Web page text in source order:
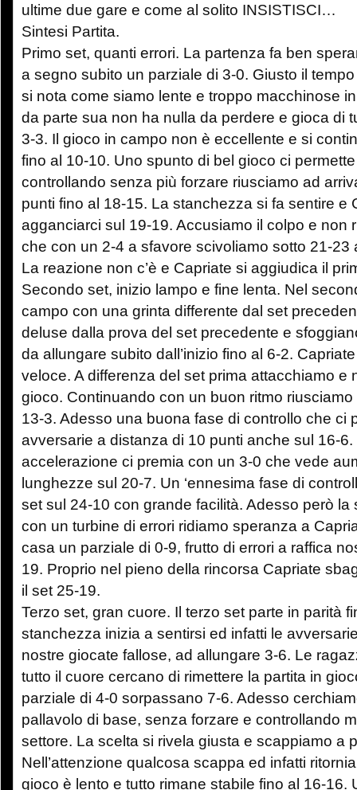
ultime due gare e come al solito INSISTISCI…
Sintesi Partita.
Primo set, quanti errori. La partenza fa ben
a segno subito un parziale di 3-0. Giusto il
si nota come siamo lente e troppo macchinose
da parte sua non ha nulla da perdere e gioca di
3-3. Il gioco in campo non è eccellente e si
fino al 10-10. Uno spunto di bel gioco ci
controllando senza più forzare riusciamo ad
punti fino al 18-15. La stanchezza si fa sentire e
agganciarci sul 19-19. Accusiamo il colpo e non
che con un 2-4 a sfavore scivoliamo sotto 21-23
La reazione non c’è e Capriate si aggiudica il
Secondo set, inizio lampo e fine lenta. Nel
campo con una grinta differente dal set
deluse dalla prova del set precedente e
da allungare subito dall’inizio fino al 6-2.
veloce. A differenza del set prima attacchiamo e
gioco. Continuando con un buon ritmo
13-3. Adesso una buona fase di controllo che ci
avversarie a distanza di 10 punti anche sul 16-
accelerazione ci premia con un 3-0 che vede
lunghezze sul 20-7. Un ‘ennesima fase di
set sul 24-10 con grande facilità. Adesso però la
con un turbine di errori ridiamo speranza a
casa un parziale di 0-9, frutto di errori a raffica
19. Proprio nel pieno della rincorsa Capriate
il set 25-19.
Terzo set, gran cuore. Il terzo set parte in parità
stanchezza inizia a sentirsi ed infatti le
nostre giocate fallose, ad allungare 3-6. Le
tutto il cuore cercano di rimettere la partita in
parziale di 4-0 sorpassano 7-6. Adesso
pallavolo di base, senza forzare e controllando
settore. La scelta si rivela giusta e scappiamo a
Nell’attenzione qualcosa scappa ed infatti
gioco è lento e tutto rimane stabile fino al 16-16.